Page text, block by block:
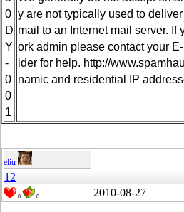
0
D
Y
-
0
0
1
y are not typically used to
mail to an Internet mail server. If
ork admin please contact your
ider for help. http://
namic and residential IP
eliu
12
0 0 2010-08-27